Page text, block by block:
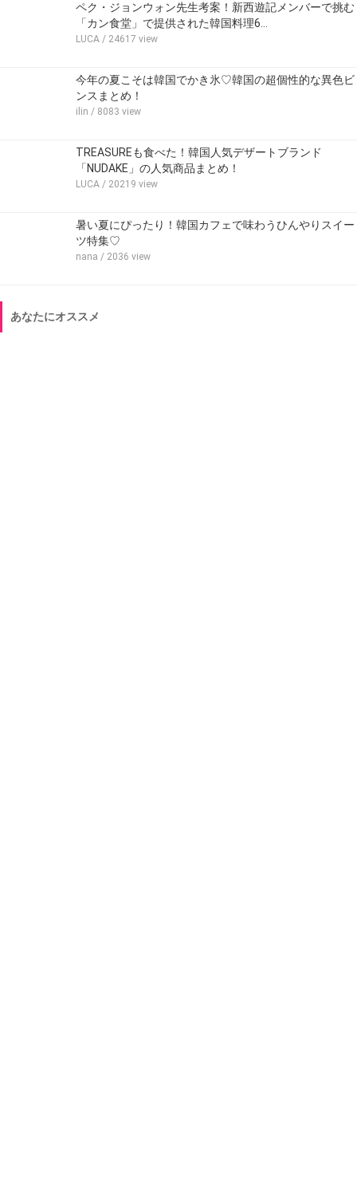
ペク・ジョンウォン先生考案！新西遊記メンバーで挑む
「カン食堂」で提供された韓国料理6…
LUCA / 24617 view
今年の夏こそは韓国でかき氷♡韓国の超個性的な異色ビ
ンスまとめ！
ilin / 8083 view
TREASUREも食べた！韓国人気デザートブランド
「NUDAKE」の人気商品まとめ！
LUCA / 20219 view
暑い夏にぴったり！韓国カフェで味わうひんやりスイー
ツ特集♡
nana / 2036 view
あなたにオススメ